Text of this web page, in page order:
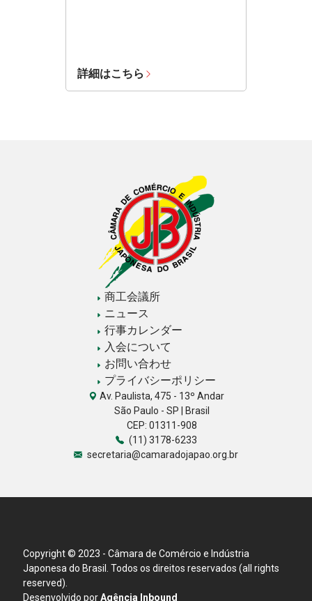
詳細はこちら
商工会議所
ニュース
行事カレンダー
入会について
お問い合わせ
プライバシーポリシー
Av. Paulista, 475 - 13º Andar
São Paulo - SP | Brasil
CEP: 01311-908
(11) 3178-6233
secretaria@camaradojapao.org.br
Copyright © 2023 - Câmara de Comércio e Indústria
Japonesa do Brasil. Todos os direitos reservados (all rights
reserved).
Desenvolvido porAgência Inbound